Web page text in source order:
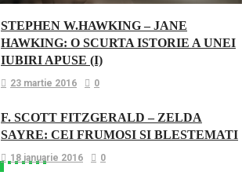
STEPHEN W.HAWKING – JANE
HAWKING: O SCURTA ISTORIE A UNEI
IUBIRI APUSE (I)
23 martie 2016 0
F. SCOTT FITZGERALD – ZELDA
SAYRE: CEI FRUMOSI SI BLESTEMATI
18 ianuarie 2016 0